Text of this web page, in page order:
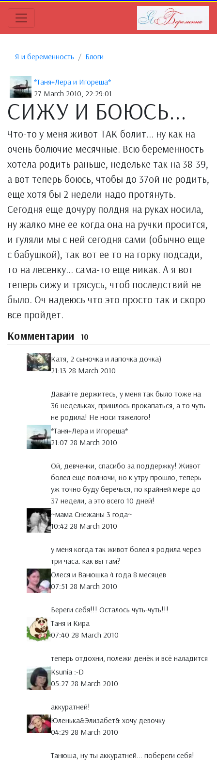
Я и беременность Блоги
*Таня+Лера и Игореша*
27 March 2010, 22:29:01
СИЖУ И БОЮСЬ...
Что-то у меня живот ТАК болит... ну как на
очень болючие месячные. Всю беременность
хотела родить раньше, недельке так на 38-39,
а вот теперь боюсь, чтобы до 37ой не родить,
еще хотя бы 2 недели надо протянуть.
Сегодня еще дочуру полдня на руках носила,
ну жалко мне ее когда она на ручки просится,
и гуляли мы с ней сегодня сами (обычно еще
с бабушкой), так вот ее то на горку подсади,
то на лесенку... сама-то еще никак. А я вот
теперь сижу и трясусь, чтоб последствий не
было. Оч надеюсь что это просто так и скоро
все пройдет.
Комментарии 10
Катя, 2 сыночка и лапочка дочка)
21:13 28 March 2010
Давайте держитесь, у меня так было тоже на
36 недельках, пришлось прокапаться, а то чуть
не родила! Не носи тяжелого!
*Таня+Лера и Игореша*
21:07 28 March 2010
Ой, девченки, спасибо за поддержку! Живот
болел еще полночи, но к утру прошло, теперь
уж точно буду беречься, по крайней мере до
37 недели, а это всего 10 дней!
~мама Снежаны 3 года~
10:42 28 March 2010
у меня когда так живот болел я родила через
три часа. как вы там?
Олеся и Ванюшка 4 года 8 месяцев
07:51 28 March 2010
Береги себя!!! Осталось чуть-чуть!!!
Таня и Кира
07:40 28 March 2010
теперь отдохни, полежи денёк и всё наладится
Ksunia :-D
05:27 28 March 2010
аккуратней!
Юленька&Элизабет& хочу девочку
04:29 28 March 2010
Танюша, ну ты аккуратней... побереги себя!